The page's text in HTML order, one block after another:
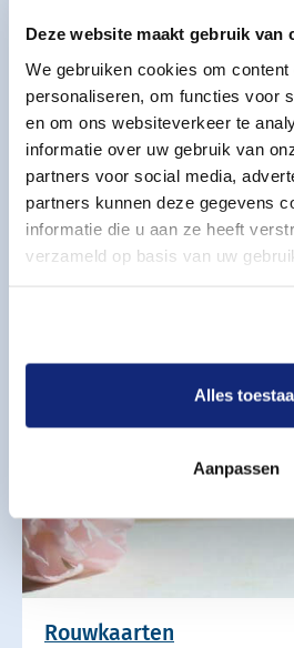
Deze website maakt gebruik van
We gebruiken cookies om
personaliseren, om functies voor
en om ons websiteverkeer te
informatie over uw gebruik van
partners voor social media,
partners kunnen deze gegevens
informatie die u aan ze heeft
verzameld op basis van uw
Alles
Aanpassen
Euthanasie
een injectie waardoor de
Rouwkaarten